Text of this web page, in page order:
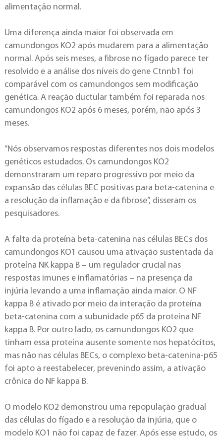
alimentação normal.
Uma diferença ainda maior foi observada em
camundongos KO2 após mudarem para a alimentação
normal. Após seis meses, a fibrose no fígado parece ter
resolvido e a análise dos níveis do gene Ctnnb1 foi
comparável com os camundongos sem modificação
genética. A reação ductular também foi reparada nos
camundongos KO2 após 6 meses, porém, não após 3
meses.
“Nós observamos respostas diferentes nos dois modelos
genéticos estudados. Os camundongos KO2
demonstraram um reparo progressivo por meio da
expansão das células BEC positivas para beta-catenina e
a resolução da inflamação e da fibrose”, disseram os
pesquisadores.
A falta da proteína beta-catenina nas células BECs dos
camundongos KO1 causou uma ativação sustentada da
proteína NK kappa B – um regulador crucial nas
respostas imunes e inflamatórias – na presença da
injúria levando a uma inflamação ainda maior. O NF
kappa B é ativado por meio da interação da proteína
beta-catenina com a subunidade p65 da proteína NF
kappa B. Por outro lado, os camundongos KO2 que
tinham essa proteína ausente somente nos hepatócitos,
mas não nas células BECs, o complexo beta-catenina-p65
foi apto a reestabelecer, prevenindo assim, a ativação
crônica do NF kappa B.
O modelo KO2 demonstrou uma repopulação gradual
das células do fígado e a resolução da injúria, que o
modelo KO1 não foi capaz de fazer. Após esse estudo, os